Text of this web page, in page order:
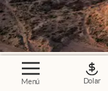
Menú Dolar
Economía al día.
ciudad que